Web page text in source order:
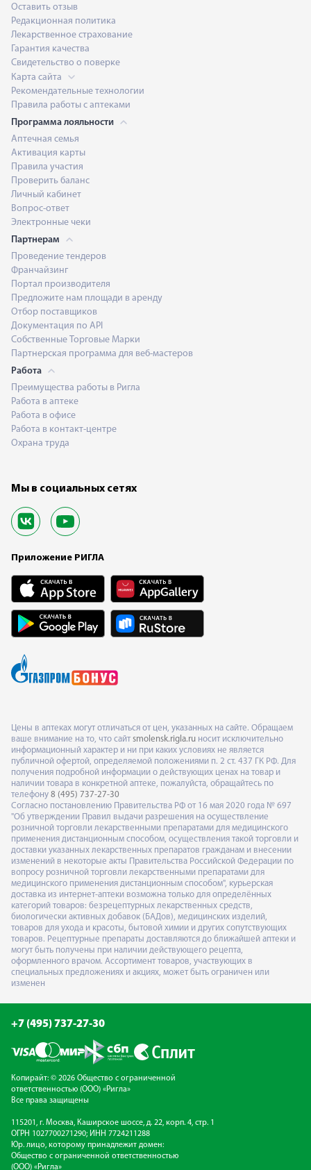
Оставить отзыв
Редакционная политика
Лекарственное страхование
Гарантия качества
Свидетельство о поверке
Карта сайта
Рекомендательные технологии
Правила работы с аптеками
Программа лояльности
Аптечная семья
Активация карты
Правила участия
Проверить баланс
Личный кабинет
Вопрос-ответ
Электронные чеки
Партнерам
Проведение тендеров
Франчайзинг
Портал производителя
Предложите нам площади в аренду
Отбор поставщиков
Документация по API
Собственные Торговые Марки
Партнерская программа для веб-мастеров
Работа
Преимущества работы в Ригла
Работа в аптеке
Работа в офисе
Работа в контакт-центре
Охрана труда
Мы в социальных сетях
Приложение РИГЛА
Цены в аптеках могут отличаться от цен, указанных на сайте. Обращаем
ваше внимание на то, что сайт smolensk.rigla.ru носит исключительно
информационный характер и ни при каких условиях не является
публичной офертой, определяемой положениями п. 2 ст. 437 ГК РФ. Для
получения подробной информации о действующих ценах на товар и
наличии товара в конкретной аптеке, пожалуйста, обращайтесь по
телефону 8 (495) 737-27-30
Согласно постановлению Правительства РФ от 16 мая 2020 года № 697
"Об утверждении Правил выдачи разрешения на осуществление
розничной торговли лекарственными препаратами для медицинского
применения дистанционным способом, осуществления такой торговли и
доставки указанных лекарственных препаратов гражданам и внесении
изменений в некоторые акты Правительства Российской Федерации по
вопросу розничной торговли лекарственными препаратами для
медицинского применения дистанционным способом", курьерская
доставка из интернет-аптеки возможна только для определённых
категорий товаров: безрецептурных лекарственных средств,
биологически активных добавок (БАДов), медицинских изделий,
товаров для ухода и красоты, бытовой химии и других сопутствующих
товаров. Рецептурные препараты доставляются до ближайшей аптеки и
могут быть получены при наличии действующего рецепта,
оформленного врачом. Ассортимент товаров, участвующих в
специальных предложениях и акциях, может быть ограничен или
изменен
+7 (495) 737-27-30
Копирайт: © 2026 Общество с ограниченной
ответственностью (ООО) «Ригла»
Все права защищены
115201, г. Москва, Каширское шоссе, д. 22, корп. 4, стр. 1
ОГРН 1027700271290; ИНН 7724211288
Юр. лицо, которому принадлежит домен:
Общество с ограниченной ответственностью
(ООО) «Ригла»